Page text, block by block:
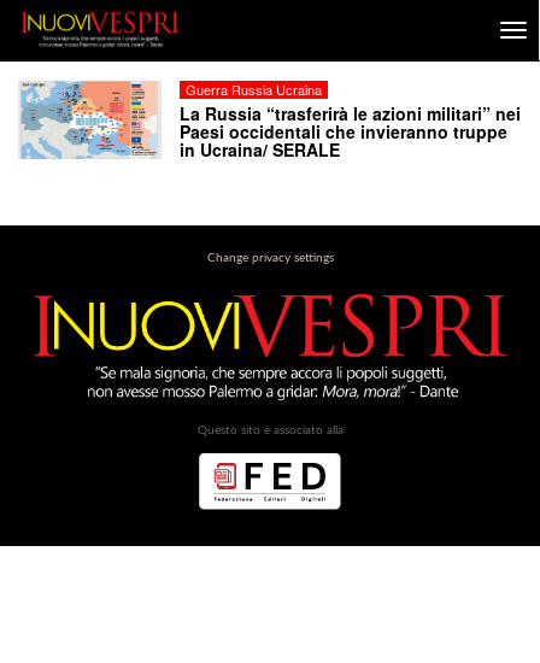
Guerra Russia Ucraina
La Russia “trasferirà le azioni militari” nei
Paesi occidentali che invieranno truppe
in Ucraina/ SERALE
Change privacy settings
Questo sito è associato alla